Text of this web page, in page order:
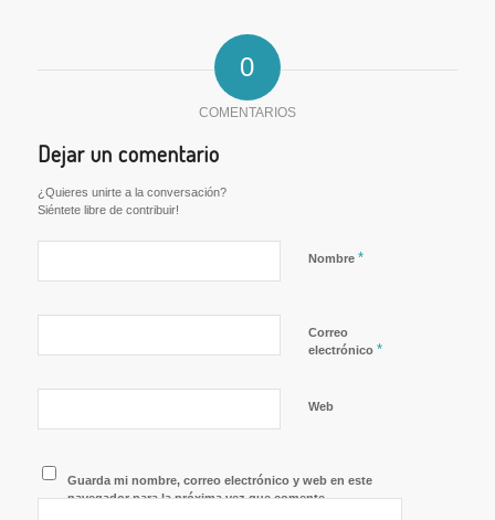
0
COMENTARIOS
Dejar un comentario
¿Quieres unirte a la conversación?
Siéntete libre de contribuir!
Nombre *
Correo
electrónico *
Web
Guarda mi nombre, correo electrónico y web en este
navegador para la próxima vez que comente.